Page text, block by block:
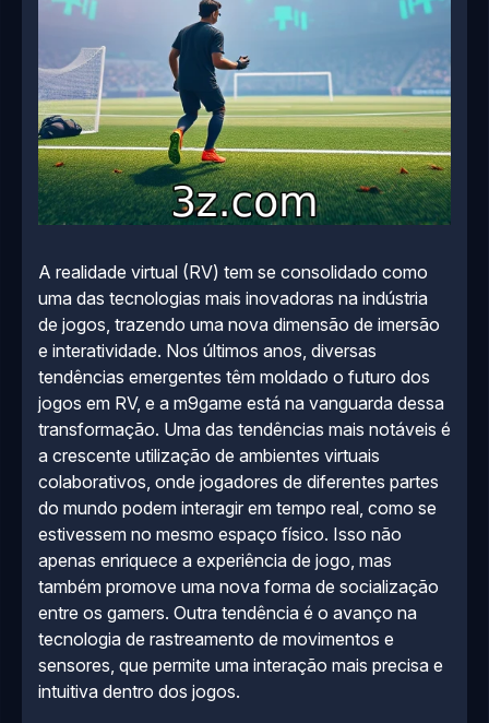
A realidade virtual (RV) tem se consolidado como
uma das tecnologias mais inovadoras na indústria
de jogos, trazendo uma nova dimensão de imersão
e interatividade. Nos últimos anos, diversas
tendências emergentes têm moldado o futuro dos
jogos em RV, e a m9game está na vanguarda dessa
transformação. Uma das tendências mais notáveis é
a crescente utilização de ambientes virtuais
colaborativos, onde jogadores de diferentes partes
do mundo podem interagir em tempo real, como se
estivessem no mesmo espaço físico. Isso não
apenas enriquece a experiência de jogo, mas
também promove uma nova forma de socialização
entre os gamers. Outra tendência é o avanço na
tecnologia de rastreamento de movimentos e
sensores, que permite uma interação mais precisa e
intuitiva dentro dos jogos.